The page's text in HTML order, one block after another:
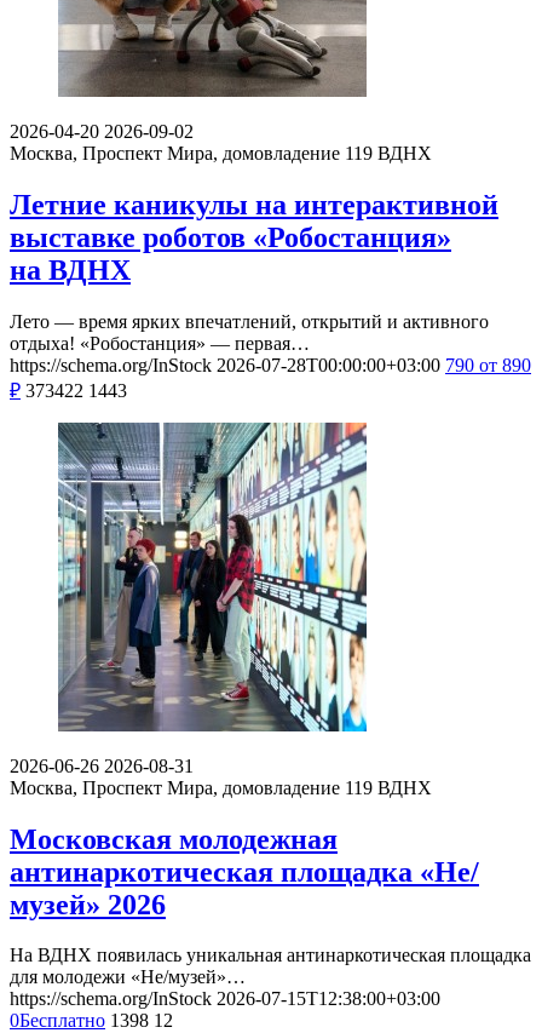
2026-04-20 2026-09-02
Москва, Проспект Мира, домовладение 119 ВДНХ
Летние каникулы на интерактивной
выставке роботов «Робостанция»
на ВДНХ
Лето — время ярких впечатлений, открытий и активного
отдыха! «Робостанция» — первая…
https://schema.org/InStock 2026-07-28T00:00:00+03:00 790 от 890
₽ 373422 1443
2026-06-26 2026-08-31
Москва, Проспект Мира, домовладение 119 ВДНХ
Московская молодежная
антинаркотическая площадка «Не/
музей» 2026
На ВДНХ появилась уникальная антинаркотическая площадка
для молодежи «Не/музей»…
https://schema.org/InStock 2026-07-15T12:38:00+03:00
0Бесплатно 1398 12